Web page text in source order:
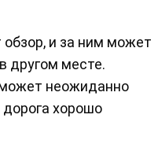
и за ним может
другом месте.
может неожиданно
хорошо